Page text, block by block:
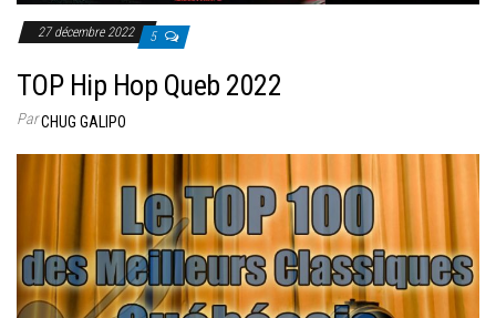
27 décembre 2022 5
TOP Hip Hop Queb 2022
ParCHUG GALIPO